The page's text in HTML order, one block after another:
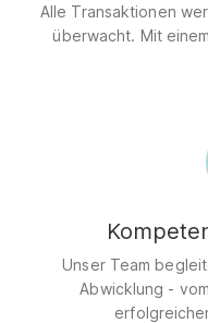
Alle Transaktionen
überwacht. Mit
Unser Team
Abwicklung -